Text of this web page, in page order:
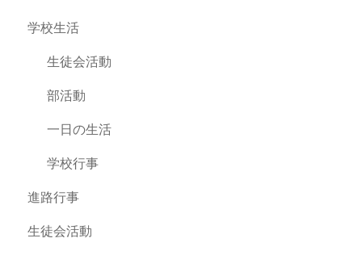
学校生活
生徒会活動
部活動
一日の生活
学校行事
進路行事
生徒会活動